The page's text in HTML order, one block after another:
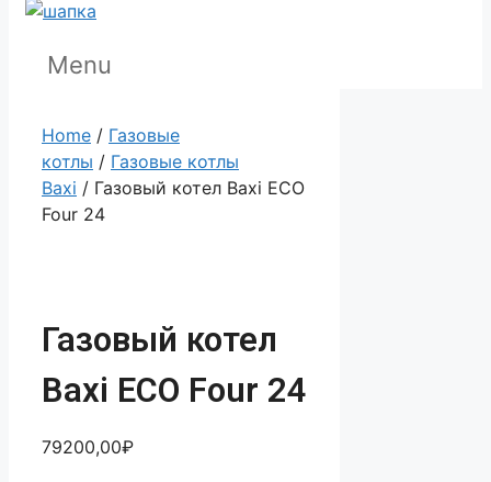
Menu
Home / Газовые
котлы / Газовые котлы
Baxi / Газовый котел Baxi ECO
Four 24
Газовый котел
Baxi ECO Four 24
79200,00₽